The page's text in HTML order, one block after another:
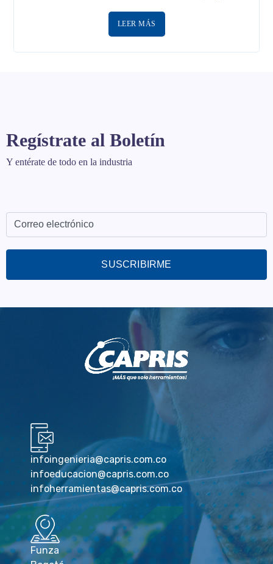
LEER MÁS
Regístrate al Boletín
Y entérate de todo en la industria
SUSCRIBIRME
infoingenieria@capris.com.co
infoeducacion@capris.com.co
infoherramientas@capris.com.co
Funza